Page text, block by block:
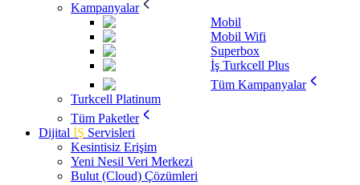
Kampanyalar
Mobil
Mobil Wifi
Superbox
İş Turkcell Plus
Tüm Kampanyalar
Turkcell Platinum
Tüm Paketler
Dijital İŞ Servisleri
Kesintisiz Erişim
Yeni Nesil Veri Merkezi
Bulut (Cloud) Çözümleri